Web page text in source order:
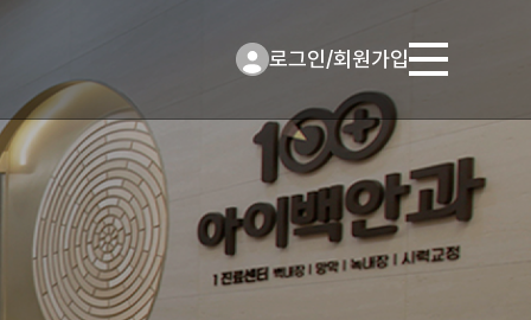
로그인/회원가입